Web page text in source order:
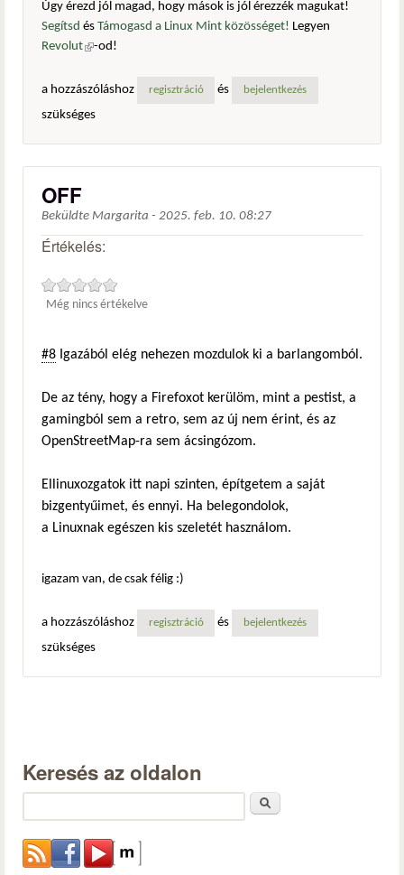
Úgy érezd jól magad, hogy mások is jól érezzék magukat!
Segítsd és Támogasd a Linux Mint közösséget! Legyen
Revolut(külső hivatkozás)
-od!
a hozzászóláshoz regisztráció és bejelentkezés
szükséges
OFF
Beküldte Margarita - 2025. feb. 10. 08:27
Értékelés:
Még nincs értékelve
#8 Igazából elég nehezen mozdulok ki a barlangomból.
De az tény, hogy a Firefoxot kerülöm, mint a pestist, a
gamingból sem a retro, sem az új nem érint, és az
OpenStreetMap-ra sem ácsingózom.
Ellinuxozgatok itt napi szinten, építgetem a saját
bizgentyűimet, és ennyi. Ha belegondolok,
a Linuxnak egészen kis szeletét használom.
igazam van, de csak félig :)
a hozzászóláshoz regisztráció és bejelentkezés
szükséges
Keresés az oldalon